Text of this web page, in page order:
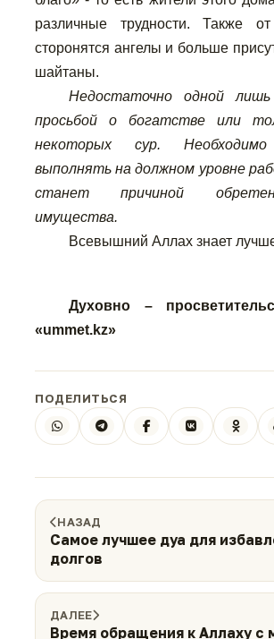
различные трудности. Также
сторонятся ангелы и больше
шайтаны.
Недостаточно одной
просьбой о богатстве или
некоторых сур.
выполнять на должном уровне
станет причиной
имущества.
Всевышний Аллах знает
Духовно –
«ummet.kz»
ПОДЕЛИТЬСЯ
НАЗАД
Самое лучшее дуа для
долгов
ДАЛЕЕ
Время обращения к Аллаху с